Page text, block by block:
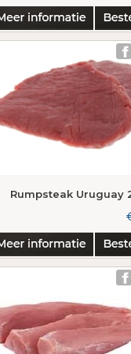
Rumpsteak Uruguay